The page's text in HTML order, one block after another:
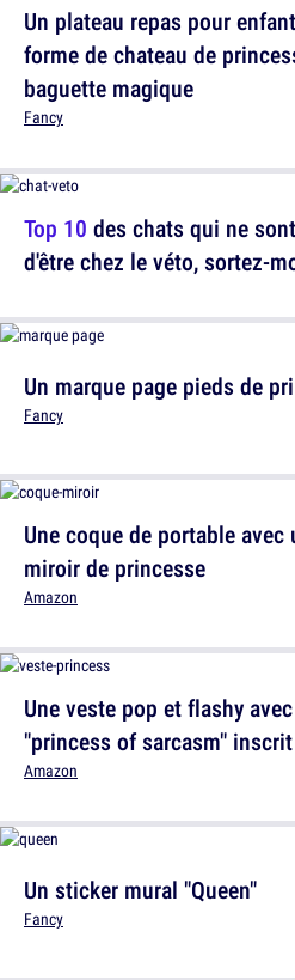
Un plateau repas pour
forme de chateau de
baguette magique
Fancy
Un marque page pieds de
Fancy
Une veste pop et flashy avec
"princess of sarcasm"
Amazon
Top 10 des chats qui ne
d'être chez le véto, sortez-
Une coque de portable avec
miroir de princesse
Amazon
Un sticker mural "Queen"
Fancy